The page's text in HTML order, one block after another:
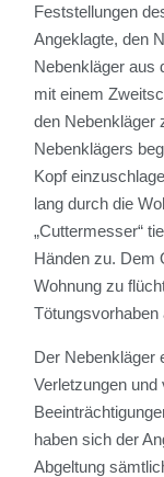
Feststellungen
Angeklagte, den
Nebenkläger aus
mit einem
den Nebenkläger
Nebenklägers
Kopf
lang durch die
„Cuttermesser“
Händen zu. Dem
Wohnung zu
Tötungsvorhaben
Der Nebenkläger
Verletzungen
haben sich der
Abgeltung